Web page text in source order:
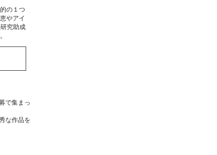
の１つ
やアイ
究助成
で集まっ
な作品を